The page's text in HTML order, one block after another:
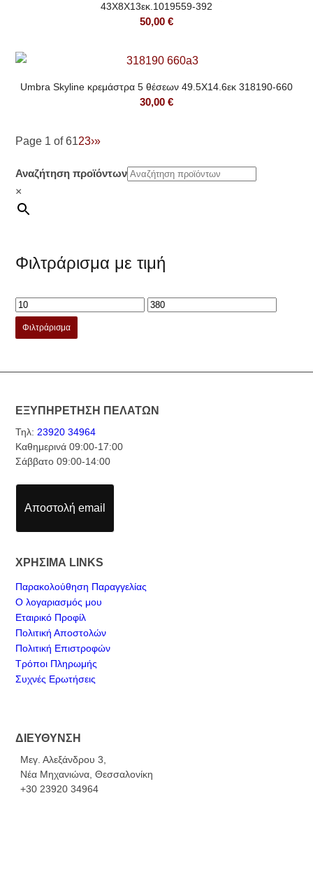
43Χ8X13εκ.1019559-392
50,00 €
Umbra Skyline κρεμάστρα 5 θέσεων 49.5Χ14.6εκ 318190-660
30,00 €
Page 1 of 6123›»
Αναζήτηση προϊόντων
×
Φιλτράρισμα με τιμή
Φιλτράρισμα
ΕΞΥΠΗΡΕΤΗΣΗ ΠΕΛΑΤΩΝ
Τηλ: 23920 34964
Καθημερινά 09:00-17:00
Σάββατο 09:00-14:00
Αποστολή email
ΧΡΗΣΙΜΑ LINKS
Παρακολούθηση Παραγγελίας
Ο λογαριασμός μου
Εταιρικό Προφίλ
Πολιτική Αποστολών
Πολιτική Επιστροφών
Τρόποι Πληρωμής
Συχνές Ερωτήσεις
ΔΙΕΥΘΥΝΣΗ
Μεγ. Αλεξάνδρου 3,
Νέα Μηχανιώνα, Θεσσαλονίκη
+30 23920 34964